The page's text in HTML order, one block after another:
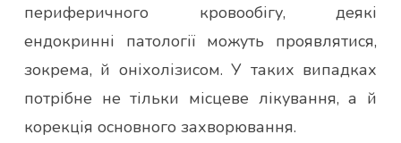
периферичного кровообігу, деякі
ендокринні патології можуть проявлятися,
зокрема, й оніхолізисом. У таких випадках
потрібне не тільки місцеве лікування, а й
корекція основного захворювання.